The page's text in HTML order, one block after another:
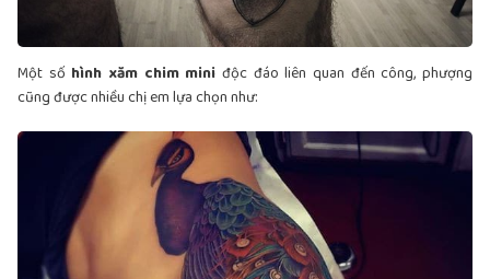
Một số hình xăm chim mini độc đáo liên quan đến công, phượng
cũng được nhiều chị em lựa chọn như: